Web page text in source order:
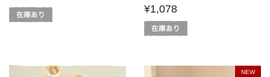
¥1,078
NEW